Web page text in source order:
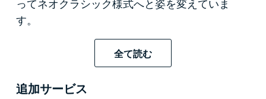
す。
物件の周辺全てを取り巻くのは広大な3ヘクター
ルの庭で、街の程近くにありながら、田園の平
和と静けさを堪能することが可能です。ここで
全て読む
追加サービス